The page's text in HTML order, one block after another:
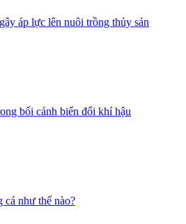
áp lực lên nuôi trồng thủy sản
bối cảnh biến đổi khí hậu
như thế nào?